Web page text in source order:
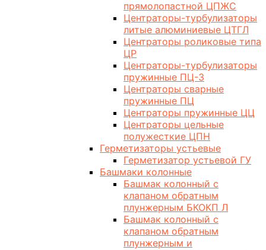
прямолопастной ЦПЖС
Центраторы-турбулизаторы
литые алюминиевые ЦТГЛ
Центраторы роликовые типа
ЦР
Центраторы-турбулизаторы
пружинные ПЦ-3
Центраторы сварные
пружинные ПЦ
Центраторы пружинные ЦЦ
Центраторы цельные
полужесткие ЦПН
Герметизаторы устьевые
Герметизатор устьевой ГУ
Башмаки колонные
Башмак колонный с
клапаном обратным
плунжерным БКОКП Л
Башмак колонный с
клапаном обратным
плунжерным и